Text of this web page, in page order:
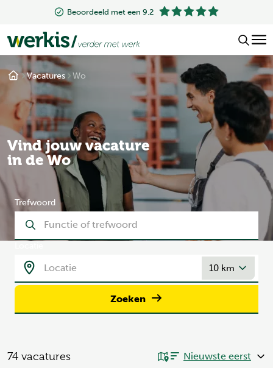
Vacatures Wo
Vind jouw vacature
in de Wo
Trefwoord
Zoeken
74 vacatures